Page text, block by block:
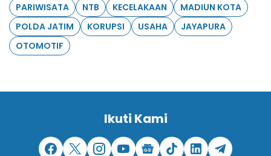
PARIWISATA
NTB KECELAKAAN
MADIUN KOTA
POLDA JATIM
KORUPSI USAHA
JAYAPURA
OTOMOTIF
Ikuti Kami